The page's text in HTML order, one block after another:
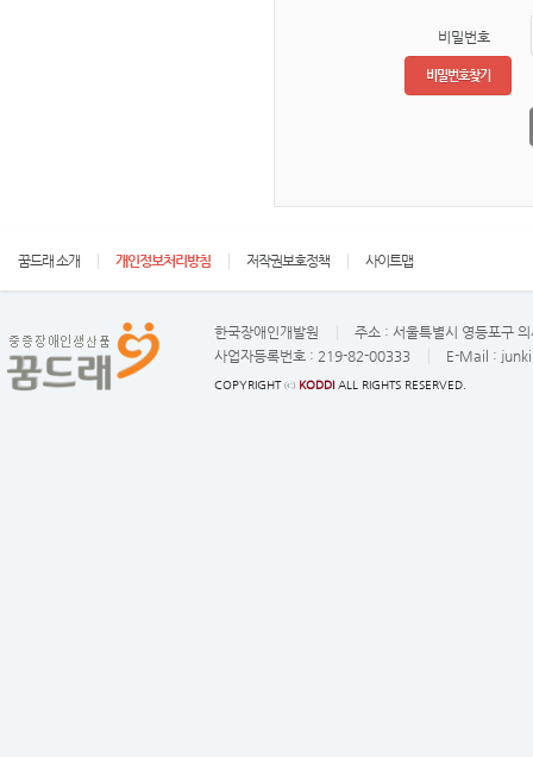
비밀번호
비밀번호찾기
꿈드래 소개 개인정보처리방침 저작권보호정책 사이트맵
한국장애인개발원 주소 : 서울특별시 영등포구
사업자등록번호 : 219-82-00333 E-Mail :
COPYRIGHT ⓒ KODDI ALL RIGHTS RESERVED.